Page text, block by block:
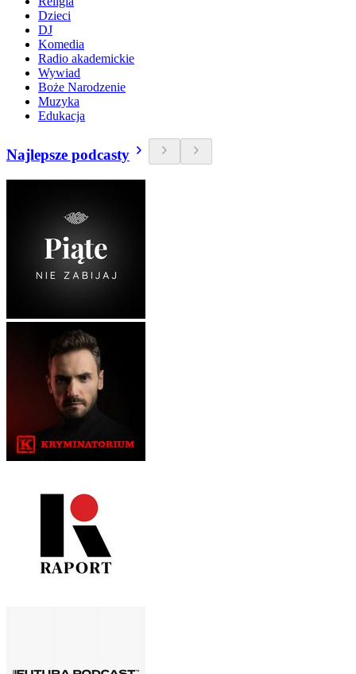
Dzieci
DJ
Komedia
Radio akademickie
Wywiad
Boże Narodzenie
Muzyka
Edukacja
Najlepsze podcasty